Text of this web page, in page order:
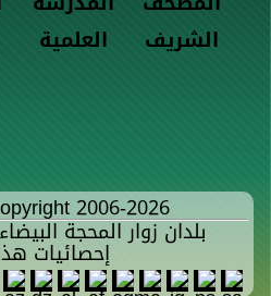
العلمية
الشريف
2006-2026
بلدان زوار المحجة
إحصائيات